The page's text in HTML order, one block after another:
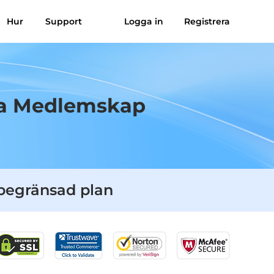
till MP3
Hur Support Logga in Registrera
Medlemskap
plan